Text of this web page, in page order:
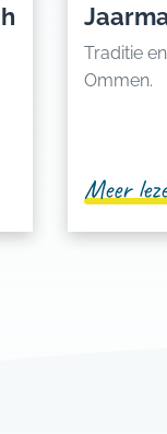
Traditie
Ommen.
Meer